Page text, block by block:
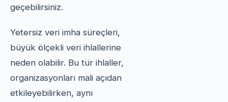
geçebilirsiniz.
Yetersiz veri imha süreçleri,
büyük ölçekli veri ihlallerine
neden olabilir. Bu tür ihlaller,
organizasyonları mali açıdan
etkileyebilirken, aynı